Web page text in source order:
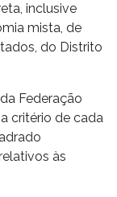
inclusive
mista, de
do Distrito
Federação
critério de cada
às